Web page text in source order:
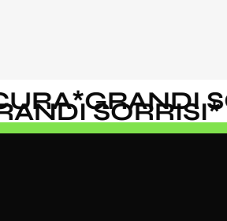
*GRANDI
*GRANDI